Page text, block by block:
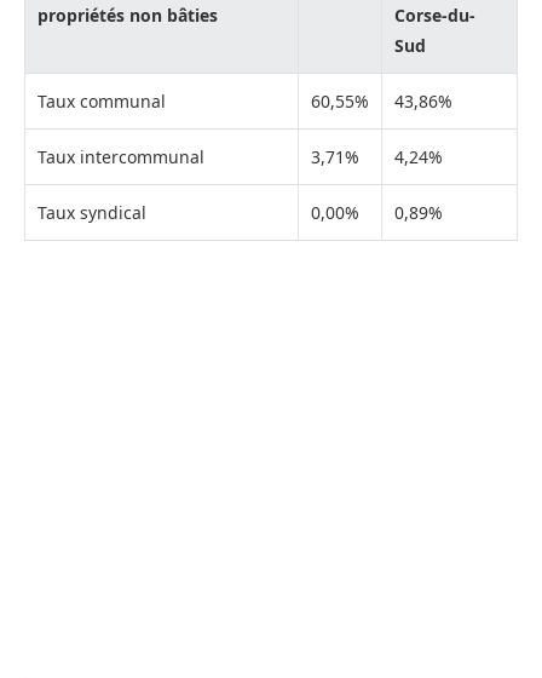
propriétés non bâties
Corse-du-
Sud
Taux communal 60,55% 43,86%
Taux intercommunal 3,71% 4,24%
Taux syndical 0,00% 0,89%